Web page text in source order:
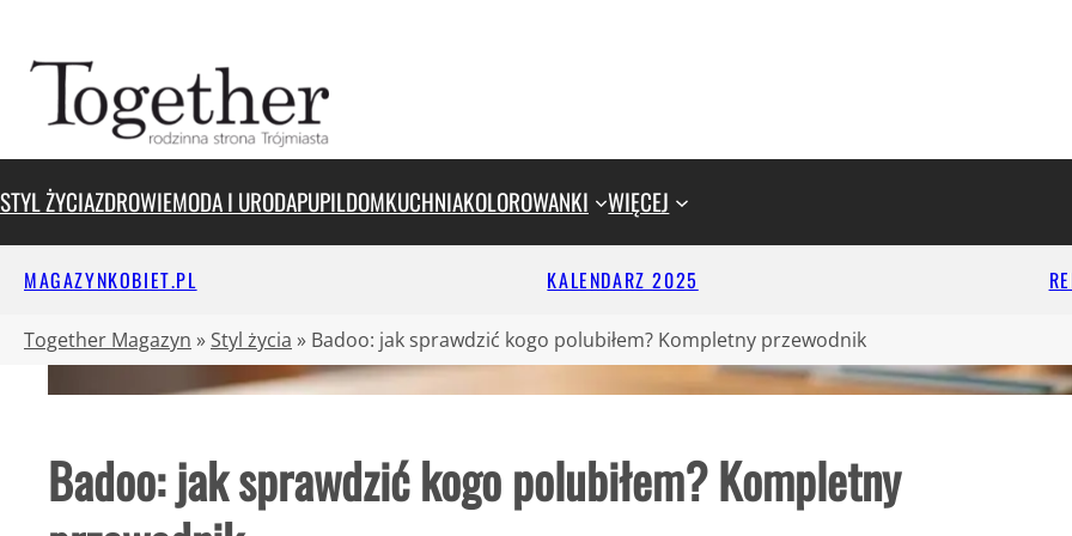
treści
STYL ŻYCIAZDROWIEMODA I URODAPUPILDOMKUCHNIAKOLOROWANKI WIĘCEJ
MAGAZYNKOBIET.PL KALENDARZ 2025
Together Magazyn » Styl życia » Badoo: jak sprawdzić kogo polubiłem? Kompletny przewodnik
Badoo: jak sprawdzić kogo polubiłem? Kompletny